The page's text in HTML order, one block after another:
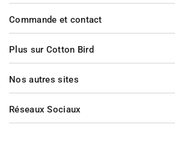
Commande et contact
Plus sur Cotton Bird
Nos autres sites
Réseaux Sociaux